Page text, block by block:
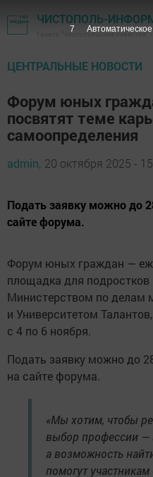
ЧИСТОПОЛЬ-
Газета "Чистопольские
ЦЕНТРАЛЬНЫЕ НОВОСТИ
Форум юных
посвятят теме
самоопределения
admin, 20 октября 2025 -
Подать заявку можно до
сайте форума.
Форум юных граждан —
площадка для подростков
Министерством по делам
и Университетом
с 4 по 6 ноября.
Подать заявку можно до
на сайте форума.
«Мы хотим, чтобы
выбор профессии —
а возможность
помогут
6